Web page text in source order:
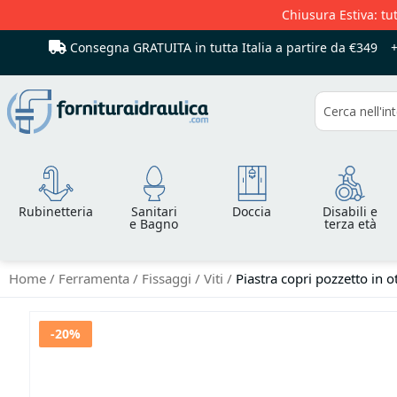
Chiusura Estiva:
Consegna GRATUITA in tutta Italia a partire da €349
Cerca
Rubinetteria Sanitari
e Bagno
Doccia Disabili e
terza età
Home Ferramenta Fissaggi Viti Piastra copri pozzetto in
Vai
-20%